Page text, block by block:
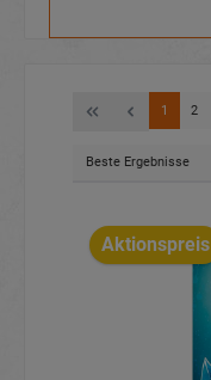
1 2
Aktionspreis